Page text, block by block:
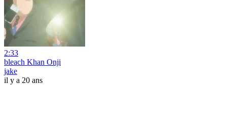
2:33
bleach Khan Onji
jake
il y a 20 ans